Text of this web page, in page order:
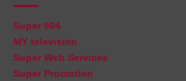
Super 904
MY television
Super Web Services
Super Promotion